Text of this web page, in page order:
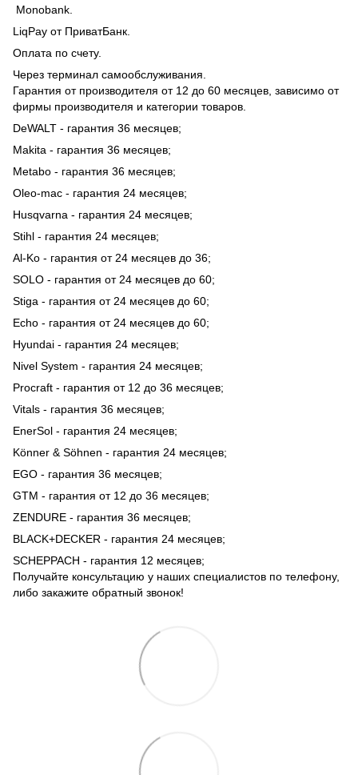
Monobank.
LiqPay от ПриватБанк.
Оплата по счету.
Через терминал самообслуживания.
Гарантия от производителя от 12 до 60 месяцев, зависимо от
фирмы производителя и категории товаров.
DeWALT - гарантия 36 месяцев;
Makita - гарантия 36 месяцев;
Metabo - гарантия 36 месяцев;
Oleo-mac - гарантия 24 месяцев;
Husqvarna - гарантия 24 месяцев;
Stihl - гарантия 24 месяцев;
Al-Ko - гарантия от 24 месяцев до 36;
SOLO - гарантия от 24 месяцев до 60;
Stiga - гарантия от 24 месяцев до 60;
Echo - гарантия от 24 месяцев до 60;
Hyundai - гарантия 24 месяцев;
Nivel System - гарантия 24 месяцев;
Procraft - гарантия от 12 до 36 месяцев;
Vitals - гарантия 36 месяцев;
EnerSol - гарантия 24 месяцев;
Könner & Söhnen - гарантия 24 месяцев;
EGO - гарантия 36 месяцев;
GTM - гарантия от 12 до 36 месяцев;
ZENDURE - гарантия 36 месяцев;
BLACK+DECKER - гарантия 24 месяцев;
SCHEPPACH - гарантия 12 месяцев;
Получайте консультацию у наших специалистов по телефону,
либо закажите обратный звонок!